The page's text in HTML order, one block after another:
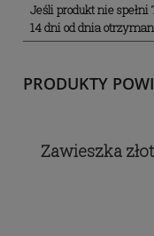
Jeśli produkt nie
14 dni od dnia
PRODUKTY
Zawieszka